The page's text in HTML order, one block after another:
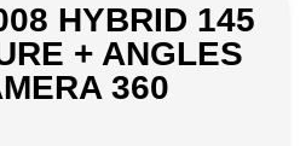
HYBRID 145
+ ANGLES
360